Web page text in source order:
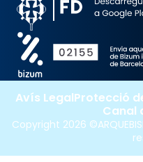
Copyright 2026
Avís LegalProtecció
Canal